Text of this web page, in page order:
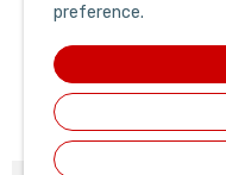
preference.